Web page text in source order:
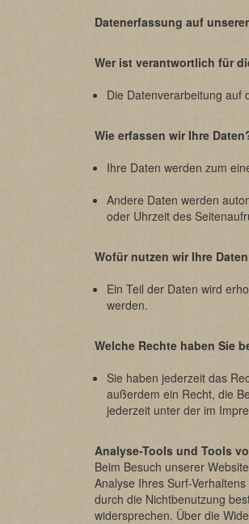
Datenerfassung auf
Wer ist verantwortlich für
Die Datenverarbeitung auf
Wie erfassen wir Ihre
Ihre Daten werden zum
Andere Daten werden
oder Uhrzeit des
Wofür nutzen wir Ihre
Ein Teil der Daten wird
werden.
Welche Rechte haben Sie
Sie haben jederzeit das
außerdem ein Recht, die
jederzeit unter der im
Analyse-Tools und Tools
Beim Besuch unserer
Analyse Ihres Surf-
durch die Nichtbenutzung
widersprechen. Über die